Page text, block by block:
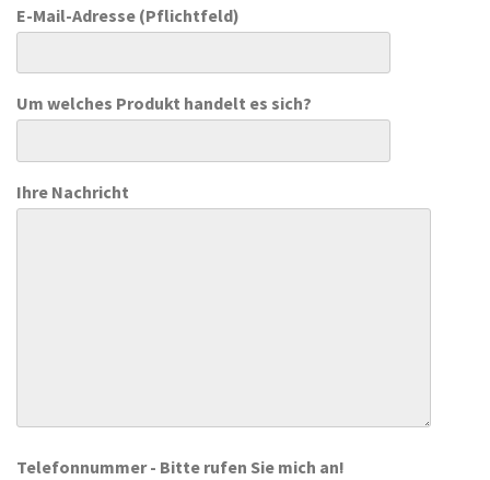
E-Mail-Adresse (Pflichtfeld)
Um welches Produkt handelt es sich?
Ihre Nachricht
Telefonnummer - Bitte rufen Sie mich an!